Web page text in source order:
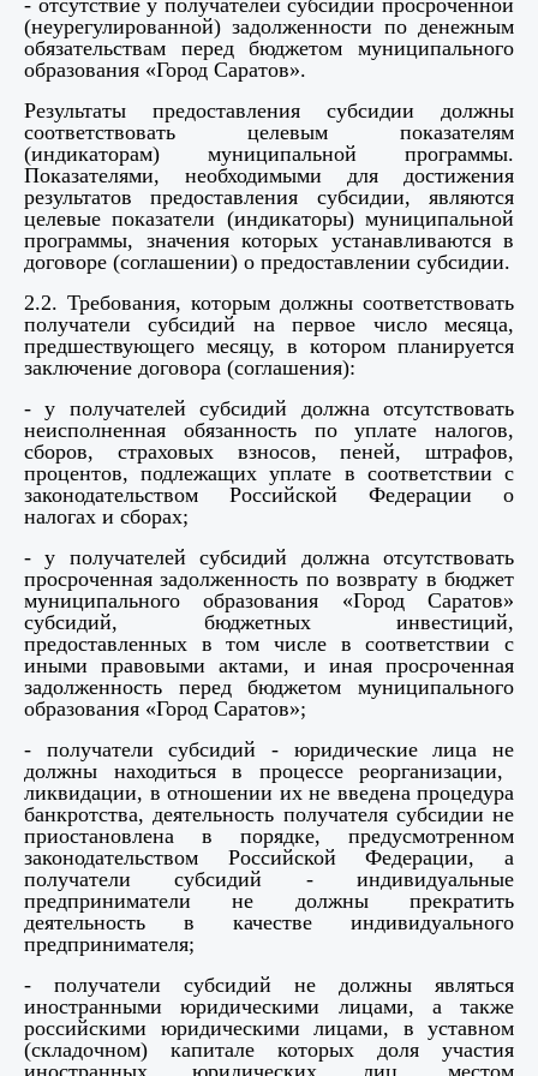
- отсутствие у получателей субсидий просроченной
(неурегулированной) задолженности по денежным
обязательствам перед бюджетом муниципального
образования «Город Саратов».
Результаты предоставления субсидии должны
соответствовать целевым показателям
(индикаторам) муниципальной программы.
Показателями, необходимыми для достижения
результатов предоставления субсидии, являются
целевые показатели (индикаторы) муниципальной
программы, значения которых устанавливаются в
договоре (соглашении) о предоставлении субсидии.
2.2. Требования, которым должны соответствовать
получатели субсидий на первое число месяца,
предшествующего месяцу, в котором планируется
заключение договора (соглашения):
- у получателей субсидий должна отсутствовать
неисполненная обязанность по уплате налогов,
сборов, страховых взносов, пеней, штрафов,
процентов, подлежащих уплате в соответствии с
законодательством Российской Федерации о
налогах и сборах;
- у получателей субсидий должна отсутствовать
просроченная задолженность по возврату в бюджет
муниципального образования «Город Саратов»
субсидий, бюджетных инвестиций,
предоставленных в том числе в соответствии с
иными правовыми актами, и иная просроченная
задолженность перед бюджетом муниципального
образования «Город Саратов»;
- получатели субсидий - юридические лица не
должны находиться в процессе реорганизации,
ликвидации, в отношении их не введена процедура
банкротства, деятельность получателя субсидии не
приостановлена в порядке, предусмотренном
законодательством Российской Федерации, а
получатели субсидий - индивидуальные
предприниматели не должны прекратить
деятельность в качестве индивидуального
предпринимателя;
- получатели субсидий не должны являться
иностранными юридическими лицами, а также
российскими юридическими лицами, в уставном
(складочном) капитале которых доля участия
иностранных юридических лиц, местом